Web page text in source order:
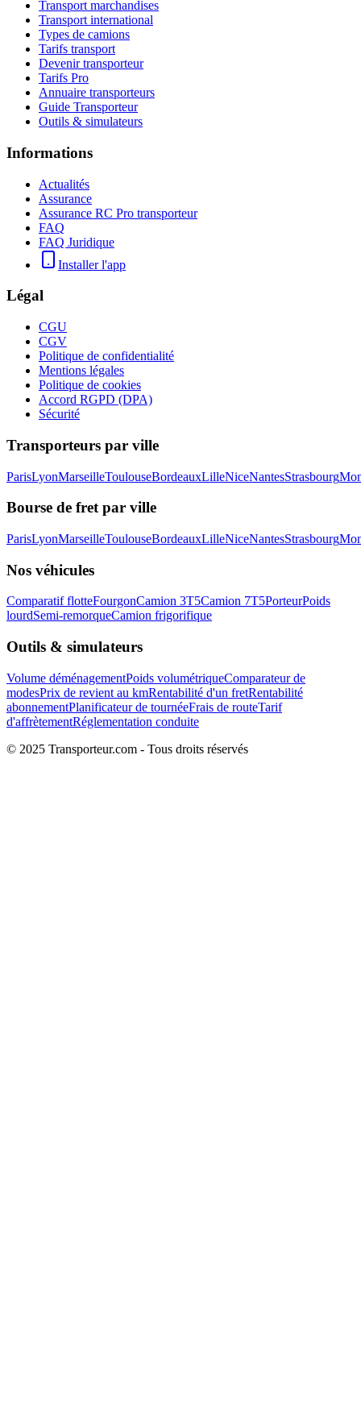
Transport marchandises
Transport international
Types de camions
Tarifs transport
Devenir transporteur
Tarifs Pro
Annuaire transporteurs
Guide Transporteur
Outils & simulateurs
Informations
Actualités
Assurance
Assurance RC Pro transporteur
FAQ
FAQ Juridique
Installer l'app
Légal
CGU
CGV
Politique de confidentialité
Mentions légales
Politique de cookies
Accord RGPD (DPA)
Sécurité
Transporteurs par ville
ParisLyonMarseilleToulouseBordeauxLilleNiceNantesStrasbourg
Bourse de fret par ville
ParisLyonMarseilleToulouseBordeauxLilleNiceNantesStrasbourg
Nos véhicules
Comparatif flotteFourgonCamion 3T5Camion 7T5PorteurPoids
lourdSemi-remorqueCamion frigorifique
Outils & simulateurs
Volume déménagementPoids volumétriqueComparateur de
modesPrix de revient au kmRentabilité d'un fretRentabilité
abonnementPlanificateur de tournéeFrais de routeTarif
d'affrètementRéglementation conduite
© 2025 Transporteur.com - Tous droits réservés